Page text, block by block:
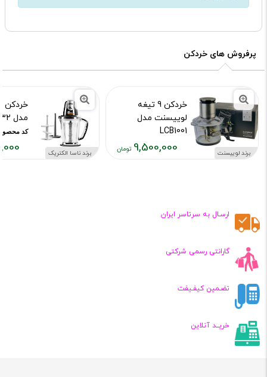
پرفروش های خردکن
برند لوییسنت
خردکن 9 تیغه
لوییسنت مدل
LCB1001
کد محصول :10015616
9,500,000 برند ناسا الکتریک
خردکن
مدل NS 1932
کد محصول
ارسـال به سرتاسر ایران
گارانتی رسمی شرکتی
تضـمین کیفـیفت
خریــد آنلاین